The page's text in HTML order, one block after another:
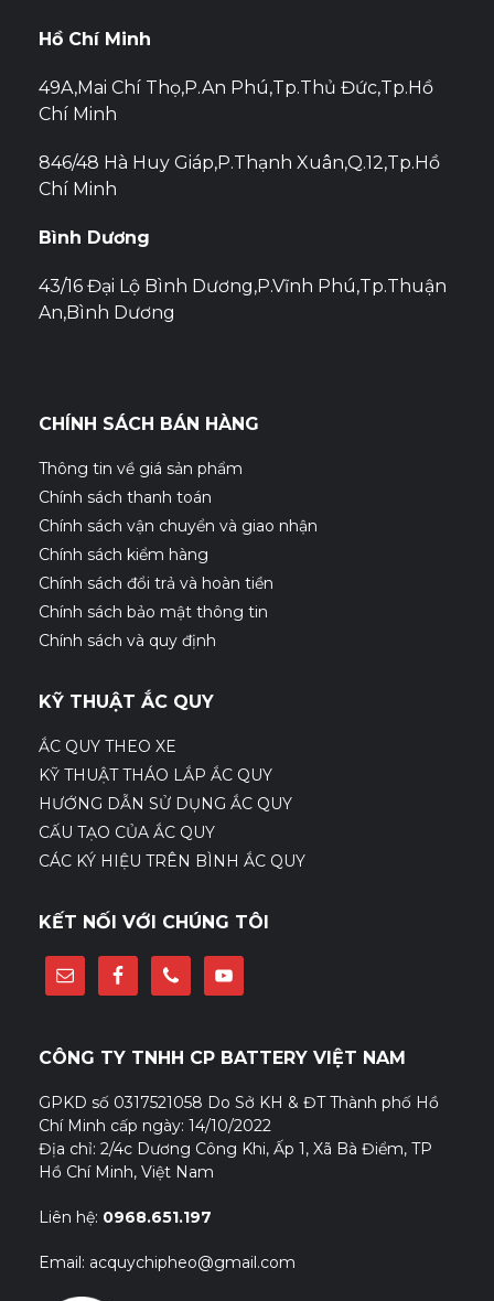
Hồ Chí Minh
49A,Mai Chí Thọ,P.An Phú,Tp.Thủ Đức,Tp.Hồ
Chí Minh
846/48 Hà Huy Giáp,P.Thạnh Xuân,Q.12,Tp.Hồ
Chí Minh
Bình Dương
43/16 Đại Lộ Bình Dương,P.Vĩnh Phú,Tp.Thuận
An,Bình Dương
CHÍNH SÁCH BÁN HÀNG
Thông tin về giá sản phẩm
Chính sách thanh toán
Chính sách vận chuyển và giao nhận
Chính sách kiểm hàng
Chính sách đổi trả và hoàn tiền
Chính sách bảo mật thông tin
Chính sách và quy định
KỸ THUẬT ẮC QUY
ẮC QUY THEO XE
KỸ THUẬT THÁO LẮP ẮC QUY
HƯỚNG DẪN SỬ DỤNG ẮC QUY
CẤU TẠO CỦA ẮC QUY
CÁC KÝ HIỆU TRÊN BÌNH ẮC QUY
KẾT NỐI VỚI CHÚNG TÔI
CÔNG TY TNHH CP BATTERY VIỆT NAM
GPKD số 0317521058 Do Sở KH & ĐT Thành phố Hồ
Chí Minh cấp ngày: 14/10/2022
Địa chỉ: 2/4c Dương Công Khi, Ấp 1, Xã Bà Điểm, TP
Hồ Chí Minh, Việt Nam
Liên hệ: 0968.651.197
Email: acquychipheo@gmail.com